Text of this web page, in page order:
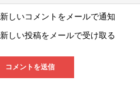
新しいコメントをメールで通知
新しい投稿をメールで受け取る